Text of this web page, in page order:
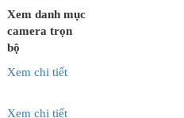
Xem danh mục
camera trọn
bộ
Xem chi tiết
Xem chi tiết